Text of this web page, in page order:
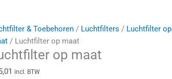
& Toebehoren/ Luchtfilters / Luchtfilter op
/ Luchtfilter op maat
op maat
incl. BTW